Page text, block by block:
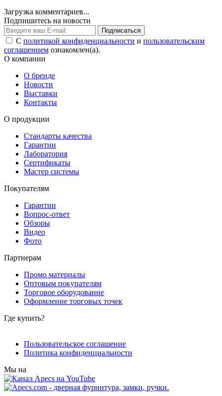
Загрузка комментариев...
Подпишитесь на новости
Подписаться
С политикой конфиденциальности и пользовательским
соглашением ознакомлен(а).
О компании
О бренде
Новости
Выставки
Контакты
О продукции
Стандарты качества
Гарантии
Лаборатория
Сертификаты
Мастер системы
Покупателям
Гарантии
Вопрос-ответ
Обзоры
Видео
Фото
Партнерам
Промо материалы
Оптовым покупателям
Торговое оборудование
Оформление торговых точек
Где купить?
Пользовательское соглашение
Политика конфиденциальности
Мы на